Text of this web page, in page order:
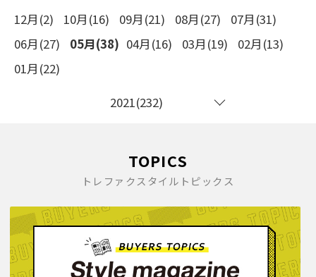
12月(2) 10月(16) 09月(21) 08月(27)
07月(31)
06月(27)
05月(38) 04月(16) 03月(19)
02月(13)
01月(22)
2021(232)
TOPICS
トレファクスタイルトピックス